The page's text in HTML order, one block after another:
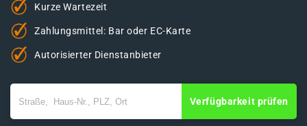
Kurze Wartezeit
Zahlungsmittel: Bar oder EC-Karte
Autorisierter Dienstanbieter
Verfügbarkeit prüfen